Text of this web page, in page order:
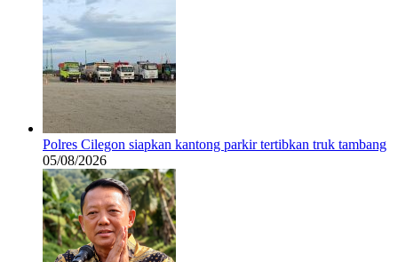
Polres Cilegon siapkan kantong parkir tertibkan truk tambang
05/08/2026